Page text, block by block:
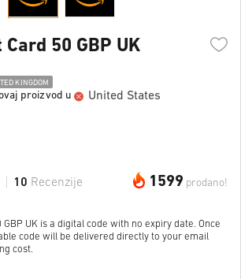
50 GBP UK
KINGDOM
proizvod u United States
1599 prodano!
10 Recenzije
GBP UK is a digital code with no expiry date. Once
code will be delivered directly to your email
cost.